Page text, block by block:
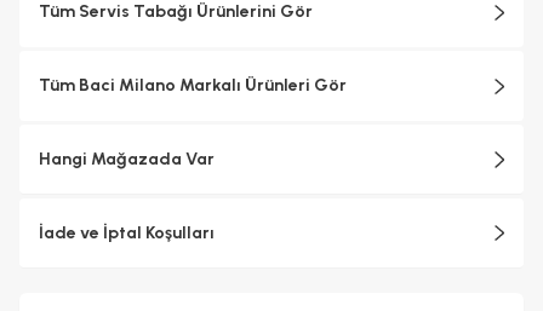
tahtalarından fincanlara kadar geniş bir ürün
canlılığını yansıttığı seçenekler sunar. Hem
alanlarınıza benzersiz bir cazibe ve zarafet katar.
Tüm Servis Tabağı Ürünlerini Gör
Tüm Baci Milano Markalı Ürünleri Gör
Hangi Mağazada Var
İade ve İptal Koşulları